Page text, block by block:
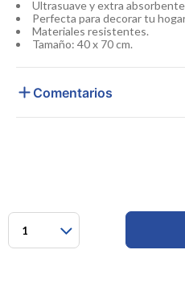
1
Ultrasuave y extra
Perfecta para decorar tu
Materiales resistentes.
Tamaño: 40 x 70 cm.
Comentarios